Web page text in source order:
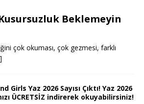
Beklemeyin
çok okuması, çok gezmesi, farklı
Girls Yaz 2026 Sayısı Çıktı! Yaz 2026
ÜCRETSİZ indirerek okuyabilirsiniz!